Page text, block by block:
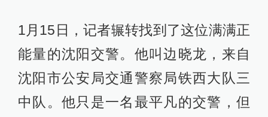
1月15日，记者辗转找到了这位满满正
能量的沈阳交警。他叫边晓龙，来自
沈阳市公安局交通警察局铁西大队三
中队。他只是一名最平凡的交警，但